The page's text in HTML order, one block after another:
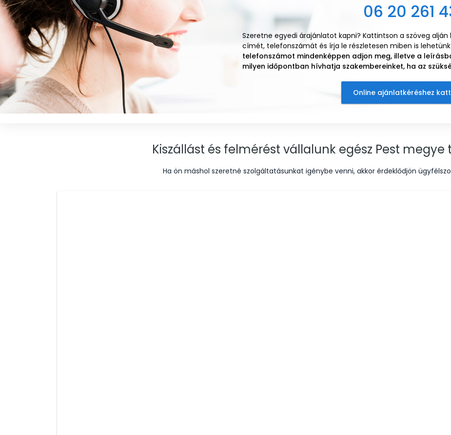
06 20 261
Szeretne egyedi árajánlatot kapni? Kattintson a szöveg
címét, telefonszámát és írja le részletesen miben is
telefonszámot mindenképpen adjon meg, illetve a
milyen időpontban hívhatja szakembereinket, ha az
Online ajánlatkéréshez
Kiszállást és felmérést vállalunk egész Pest megye
Ha ön máshol szeretné szolgáltatásunkat igénybe venni, akkor érdeklődjön